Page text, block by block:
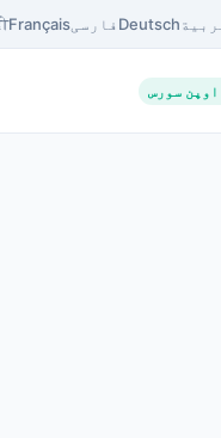
Deutsch فارسی Français
سورس